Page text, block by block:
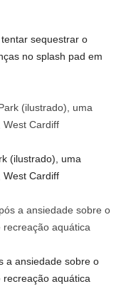
sequestrar o
no splash pad em
(ilustrado), uma
West Cardiff
a ansiedade sobre o
aquática